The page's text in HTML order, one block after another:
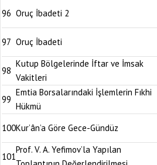
96 Oruç İbadeti 2
97 Oruç İbadeti
98
Kutup Bölgelerinde İftar ve İmsak
Vakitleri
99
Emtia Borsalarındaki İşlemlerin Fıkhi
Hükmü
100Kur’ân’a Göre Gece-Gündüz
101
Prof. V. A. Yefimov’la Yapılan